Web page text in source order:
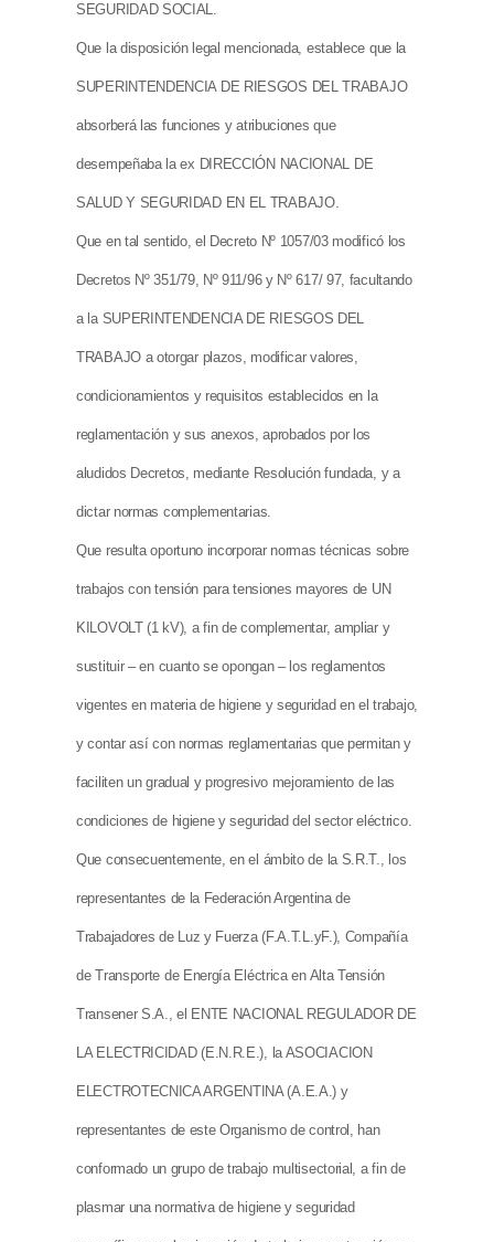
SEGURIDAD SOCIAL.
Que la disposición legal mencionada, establece que la
SUPERINTENDENCIA DE RIESGOS DEL TRABAJO
absorberá las funciones y atribuciones que
desempeñaba la ex DIRECCIÓN NACIONAL DE
SALUD Y SEGURIDAD EN EL TRABAJO.
Que en tal sentido, el Decreto Nº 1057/03 modificó los
Decretos Nº 351/79, Nº 911/96 y Nº 617/ 97, facultando
a la SUPERINTENDENCIA DE RIESGOS DEL
TRABAJO a otorgar plazos, modificar valores,
condicionamientos y requisitos establecidos en la
reglamentación y sus anexos, aprobados por los
aludidos Decretos, mediante Resolución fundada, y a
dictar normas complementarias.
Que resulta oportuno incorporar normas técnicas sobre
trabajos con tensión para tensiones mayores de UN
KILOVOLT (1 kV), a fin de complementar, ampliar y
sustituir – en cuanto se opongan – los reglamentos
vigentes en materia de higiene y seguridad en el trabajo,
y contar así con normas reglamentarias que permitan y
faciliten un gradual y progresivo mejoramiento de las
condiciones de higiene y seguridad del sector eléctrico.
Que consecuentemente, en el ámbito de la S.R.T., los
representantes de la Federación Argentina de
Trabajadores de Luz y Fuerza (F.A.T.L.yF.), Compañía
de Transporte de Energía Eléctrica en Alta Tensión
Transener S.A., el ENTE NACIONAL REGULADOR DE
LA ELECTRICIDAD (E.N.R.E.), la ASOCIACION
ELECTROTECNICA ARGENTINA (A.E.A.) y
representantes de este Organismo de control, han
conformado un grupo de trabajo multisectorial, a fin de
plasmar una normativa de higiene y seguridad